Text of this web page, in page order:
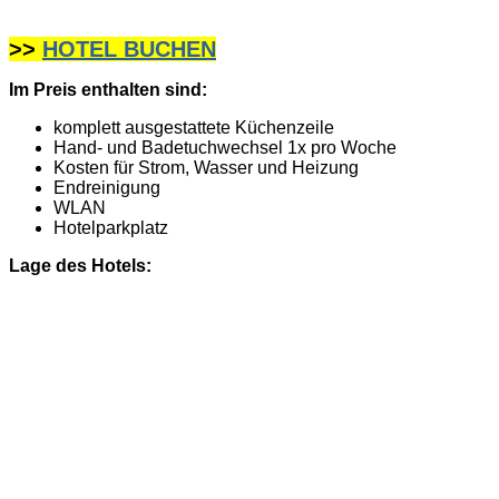
>> HOTEL BUCHEN
Im Preis enthalten sind:
komplett ausgestattete Küchenzeile
Hand- und Badetuchwechsel 1x pro Woche
Kosten für Strom, Wasser und Heizung
Endreinigung
WLAN
Hotelparkplatz
Lage des Hotels: